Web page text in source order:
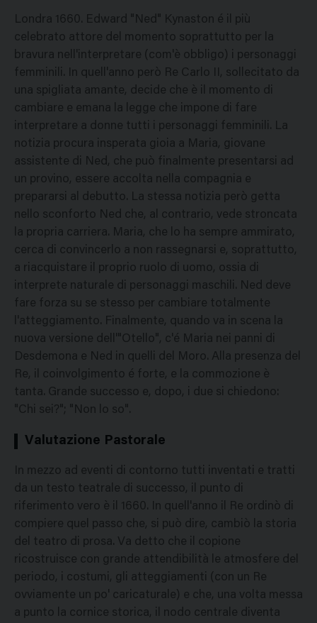
Londra 1660. Edward "Ned" Kynaston é il più
celebrato attore del momento soprattutto per la
bravura nell'interpretare (com'è obbligo) i personaggi
femminili. In quell'anno però Re Carlo II, sollecitato da
una spigliata amante, decide che è il momento di
cambiare e emana la legge che impone di fare
interpretare a donne tutti i personaggi femminili. La
notizia procura insperata gioia a Maria, giovane
assistente di Ned, che può finalmente presentarsi ad
un provino, essere accolta nella compagnia e
prepararsi al debutto. La stessa notizia però getta
nello sconforto Ned che, al contrario, vede stroncata
la propria carriera. Maria, che lo ha sempre ammirato,
cerca di convincerlo a non rassegnarsi e, soprattutto,
a riacquistare il proprio ruolo di uomo, ossia di
interprete naturale di personaggi maschili. Ned deve
fare forza su se stesso per cambiare totalmente
l'atteggiamento. Finalmente, quando va in scena la
nuova versione dell'"Otello", c'é Maria nei panni di
Desdemona e Ned in quelli del Moro. Alla presenza del
Re, il coinvolgimento é forte, e la commozione è
tanta. Grande successo e, dopo, i due si chiedono:
"Chi sei?"; "Non lo so".
Valutazione Pastorale
In mezzo ad eventi di contorno tutti inventati e tratti
da un testo teatrale di successo, il punto di
riferimento vero è il 1660. In quell'anno il Re ordinò di
compiere quel passo che, si può dire, cambiò la storia
del teatro di prosa. Va detto che il copione
ricostruisce con grande attendibilità le atmosfere del
periodo, i costumi, gli atteggiamenti (con un Re
ovviamente un po' caricaturale) e che, una volta messa
a punto la cornice storica, il nodo centrale diventa